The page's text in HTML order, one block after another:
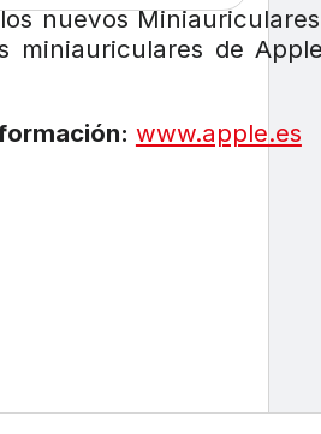
nuevos
miniauriculares de
www.apple.es